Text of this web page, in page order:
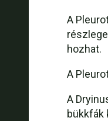
A
hozhat.
A
A
bükkfák